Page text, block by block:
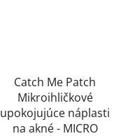
Catch Me Patch
Mikroihličkové
upokojujúce náplasti
na akné - MICRO